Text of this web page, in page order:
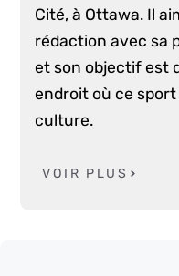
Cité, à Ottawa. Il
rédaction avec sa
et son objectif est
endroit où ce
culture.
VOIR PLUS